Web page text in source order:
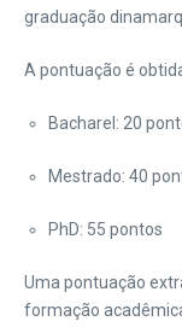
graduação
A pontuação é
Bacharel: 20
Mestrado: 40
PhD: 55 pontos
Uma pontuação
formação